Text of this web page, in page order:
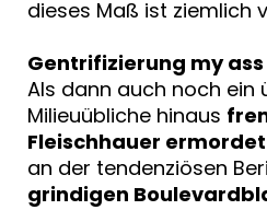
dieses Maß ist ziemlich
Gentrifizierung my ass
Als dann auch noch ein
Milieuübliche hinaus
Fleischhauer ermordet
an der tendenziösen
grindigen